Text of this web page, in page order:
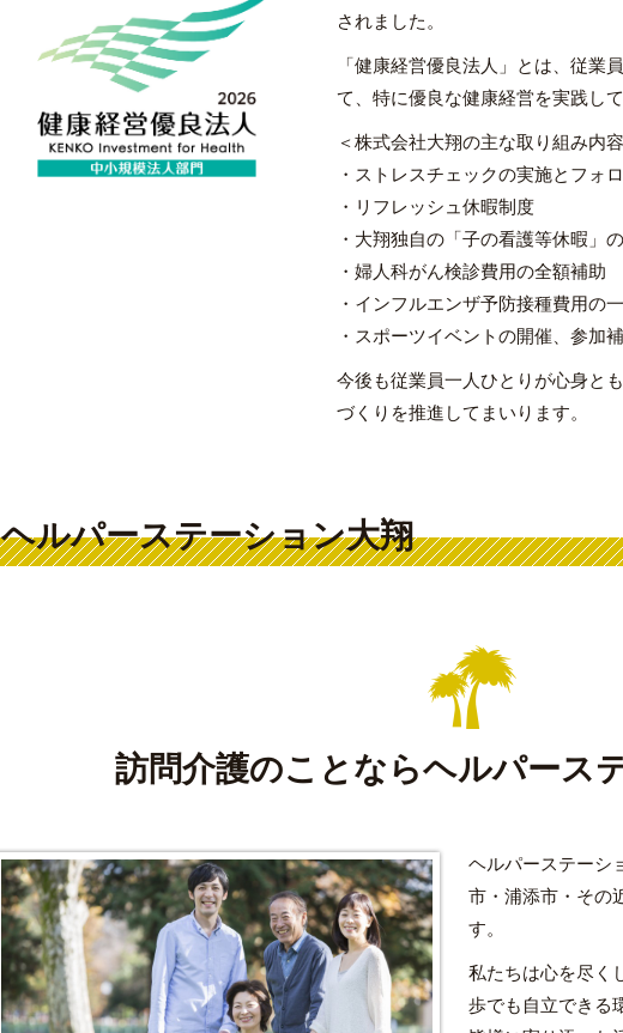
されました。
「健康経営優良法人」とは、従業
て、特に優良な健康経営を実践し
＜株式会社大翔の主な取り組み内
・ストレスチェックの実施とフォ
・リフレッシュ休暇制度
・大翔独自の「子の看護等休暇」
・婦人科がん検診費用の全額補助
・インフルエンザ予防接種費用の
・スポーツイベントの開催、参加
今後も従業員一人ひとりが心身と
づくりを推進してまいります。
ヘルパーステーション大翔
訪問介護のことならヘルパース
ヘルパーステーシ
市・浦添市・その
す。
私たちは心を尽く
歩でも自立できる